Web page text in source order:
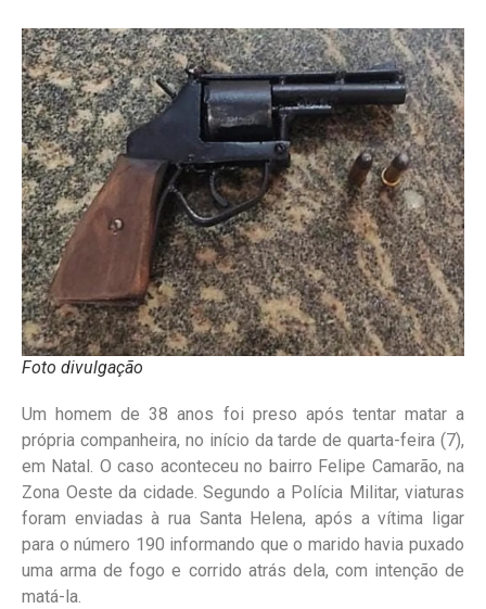
Foto divulgação
Um homem de 38 anos foi preso após tentar matar a
própria companheira, no início da tarde de quarta-feira (7),
em Natal. O caso aconteceu no bairro Felipe Camarão, na
Zona Oeste da cidade. Segundo a Polícia Militar, viaturas
foram enviadas à rua Santa Helena, após a vítima ligar
para o número 190 informando que o marido havia puxado
uma arma de fogo e corrido atrás dela, com intenção de
matá-la.